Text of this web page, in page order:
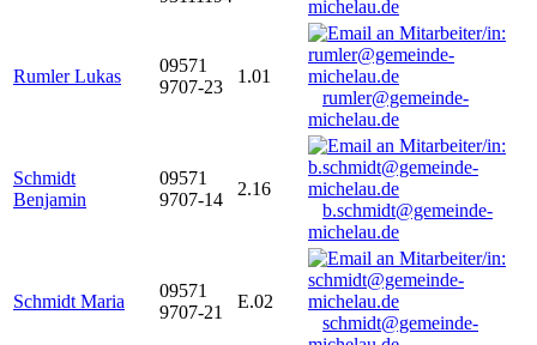
michelau.de
Rumler Lukas
09571
9707-23
1.01
rumler@gemeinde-
michelau.de
Schmidt
Benjamin
09571
9707-14
2.16
b.schmidt@gemeinde-
michelau.de
Schmidt Maria
09571
9707-21
E.02
schmidt@gemeinde-